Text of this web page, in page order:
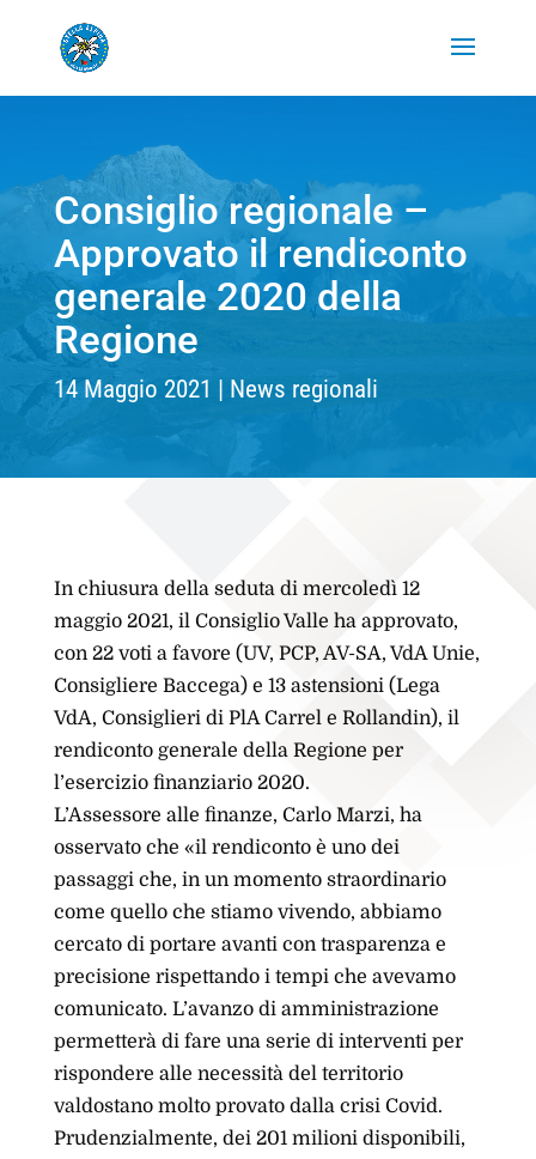
Consiglio regionale –
Approvato il rendiconto
generale 2020 della
Regione
14 Maggio 2021 News regionali
In chiusura della seduta di mercoledì 12
maggio 2021, il Consiglio Valle ha approvato,
con 22 voti a favore (UV, PCP, AV-SA, VdA Unie,
Consigliere Baccega) e 13 astensioni (Lega
VdA, Consiglieri di PlA Carrel e Rollandin), il
rendiconto generale della Regione per
l’esercizio finanziario 2020.
L’Assessore alle finanze, Carlo Marzi, ha
osservato che «il rendiconto è uno dei
passaggi che, in un momento straordinario
come quello che stiamo vivendo, abbiamo
cercato di portare avanti con trasparenza e
precisione rispettando i tempi che avevamo
comunicato. L’avanzo di amministrazione
permetterà di fare una serie di interventi per
rispondere alle necessità del territorio
valdostano molto provato dalla crisi Covid.
Prudenzialmente, dei 201 milioni disponibili,